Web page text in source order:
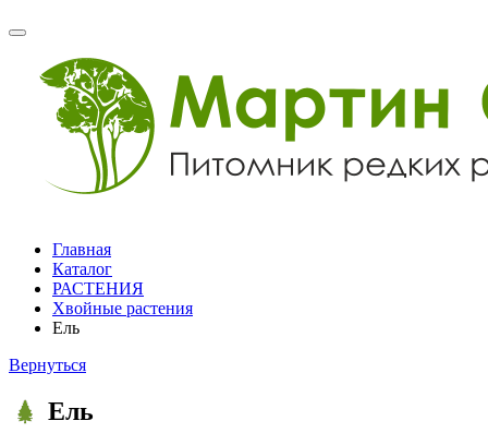
Главная
Каталог
РАСТЕНИЯ
Хвойные растения
Ель
Вернуться
Ель